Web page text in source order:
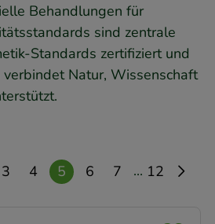
Behandlungen für
sind zentrale
Standards zertifiziert und
Natur, Wissenschaft
3 4 5 6 7 ... 12